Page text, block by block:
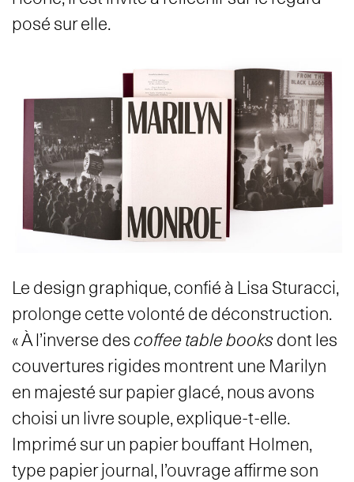
posé sur elle.
Le design graphique, confié à Lisa Sturacci,
prolonge cette volonté de déconstruction.
« À l’inverse des coffee table booksdont les
couvertures rigides montrent une Marilyn
en majesté sur papier glacé, nous avons
choisi un livre souple, explique-t-elle.
Imprimé sur un papier bouffant Holmen,
type papier journal, l’ouvrage affirme son